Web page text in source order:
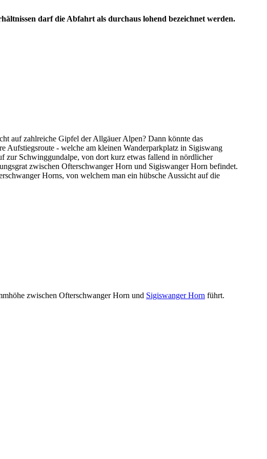
darf die Abfahrt als durchaus lohend bezeichnet werden.
auf zahlreiche Gipfel der Allgäuer Alpen? Dann könnte das
Aufstiegsroute - welche am kleinen Wanderparkplatz in Sigiswang
zur Schwinggundalpe, von dort kurz etwas fallend in nördlicher
zwischen Ofterschwanger Horn und Sigiswanger Horn befindet.
Horns, von welchem man ein hübsche Aussicht auf die
zwischen Ofterschwanger Horn und Sigiswanger Horn führt.